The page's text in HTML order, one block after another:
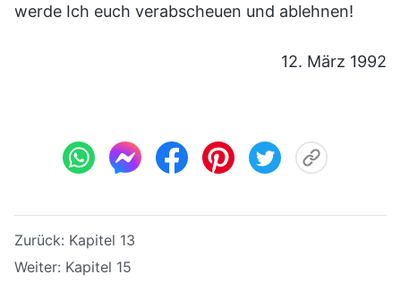
werde Ich euch verabscheuen und ablehnen!
12. März 1992
Zurück: Kapitel 13
Weiter: Kapitel 15